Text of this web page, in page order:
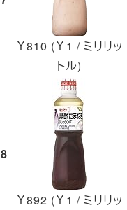
￥810 (￥1 / ミリリッ
トル)
8
￥892 (￥1 / ミリリッ